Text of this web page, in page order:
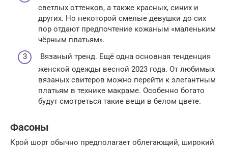
светлых оттенков, а также красных, синих и
других. Но некоторой смелые девушки до сих
пор отдают предпочтение кожаным «маленьким
чёрным платьям».
Вязаный тренд. Ещё одна основная тенденция
женской одежды весной 2023 года. От любимых
вязаных свитеров можно перейти к элегантным
платьям в технике макраме. Особенно богато
будут смотреться такие вещи в белом цвете.
Фасоны
Крой шорт обычно предполагает облегающий, широкий